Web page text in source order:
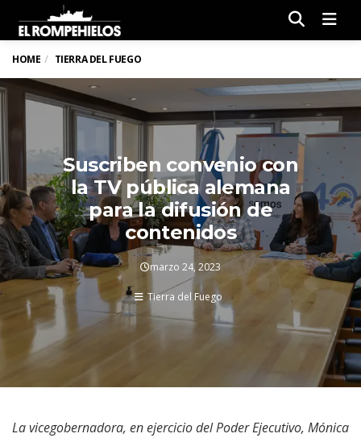
HOME TIERRA DEL FUEGO
Suscriben convenio con
la TV pública alemana
para la difusión de
contenidos
marzo 24, 2023
Tierra del Fuego
La vicegobernadora, en ejercicio del Poder Ejecutivo, Mónica